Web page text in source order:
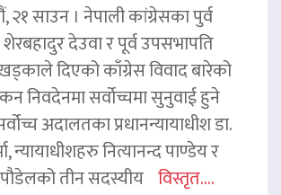
२१ साउन । नेपाली कांग्रेसका पुर्व
देउवा र पूर्व उपसभापति
दिएको काँग्रेस विवाद बारेको
निवदेनमा सर्वोच्चमा सुनुवाई हुने
अदालतका प्रधानन्यायाधीश डा.
न्यायाधीशहरु नित्यानन्द पाण्डेय र
पौडेलको तीन सदस्यीय विस्तृत....